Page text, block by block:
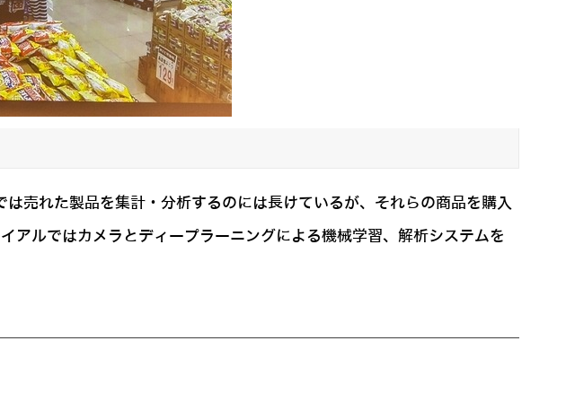
売れた製品を集計・分析するのには長けているが、それらの商品を購入
アルではカメラとディープラーニングによる機械学習、解析システムを